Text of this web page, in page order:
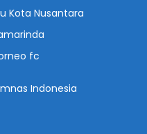
Kota Nusantara
fc
Indonesia